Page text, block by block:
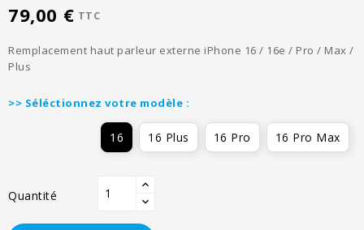
79,00 € TTC
Remplacement haut parleur externe iPhone 16 / 16e / Pro / Max /
Plus
>> Séléctionnez votre modèle :
16 16 Plus 16 Pro 16 Pro Max
Quantité